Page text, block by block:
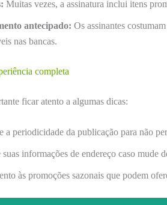
Muitas vezes, a assinatura inclui itens
antecipado: Os assinantes
nas bancas.
completa
ficar atento a algumas dicas:
a periodicidade da publicação para não
informações de endereço caso mude
às promoções sazonais que podem